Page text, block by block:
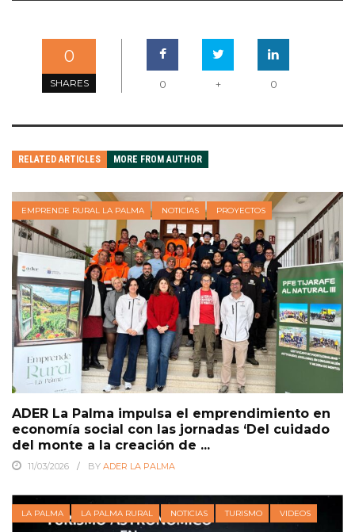
0
SHARES 0 + 0
RELATED ARTICLES MORE FROM AUTHOR
EMPRENDE RURAL LA PALMA NOTICIAS PROYECTOS
ADER La Palma impulsa el emprendimiento en
economía social con las jornadas ‘Del cuidado
del monte a la creación de ...
11/03/2026 BY ADER LA PALMA
LA PALMA LA PALMA RURAL NOTICIAS TURISMO VIDEOS